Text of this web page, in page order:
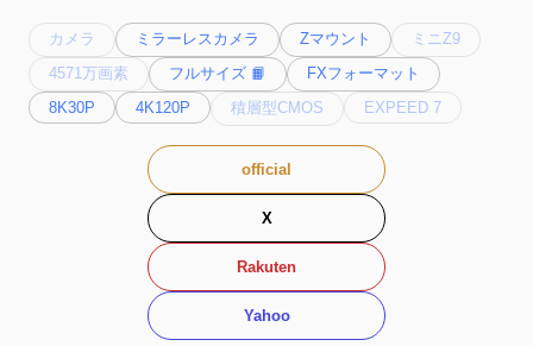
カメラ ミラーレスカメラ Zマウント
ミニZ9
4571万画素
フルサイズ 📙
FXフォーマット
8K30P
4K120P 積層型CMOS EXPEED 7
official
X
Rakuten
Yahoo